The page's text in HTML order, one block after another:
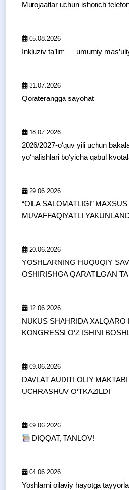
Murojaatlar uchun ishonch
05.08.2026
Inkluziv ta’lim — umumiy
31.07.2026
Qoraterangga sayohat
18.07.2026
2026/2027-o‘quv yili uchun
yo‘nalishlari bo‘yicha qabul
29.06.2026
“OILA SALOMATLIGI”
MUVAFFAQIYATLI
20.06.2026
YOSHLARNING HUQUQIY
OSHIRISHGA QARATILGAN
12.06.2026
NUKUS SHAHRIDA XALQARO
KONGRESSI O‘Z ISHINI
09.06.2026
DAVLAT AUDITI OLIY
UCHRASHUV O‘TKAZILDI
09.06.2026
DIQQAT, TANLOV!
04.06.2026
Yoshlarni oilaviy hayotga